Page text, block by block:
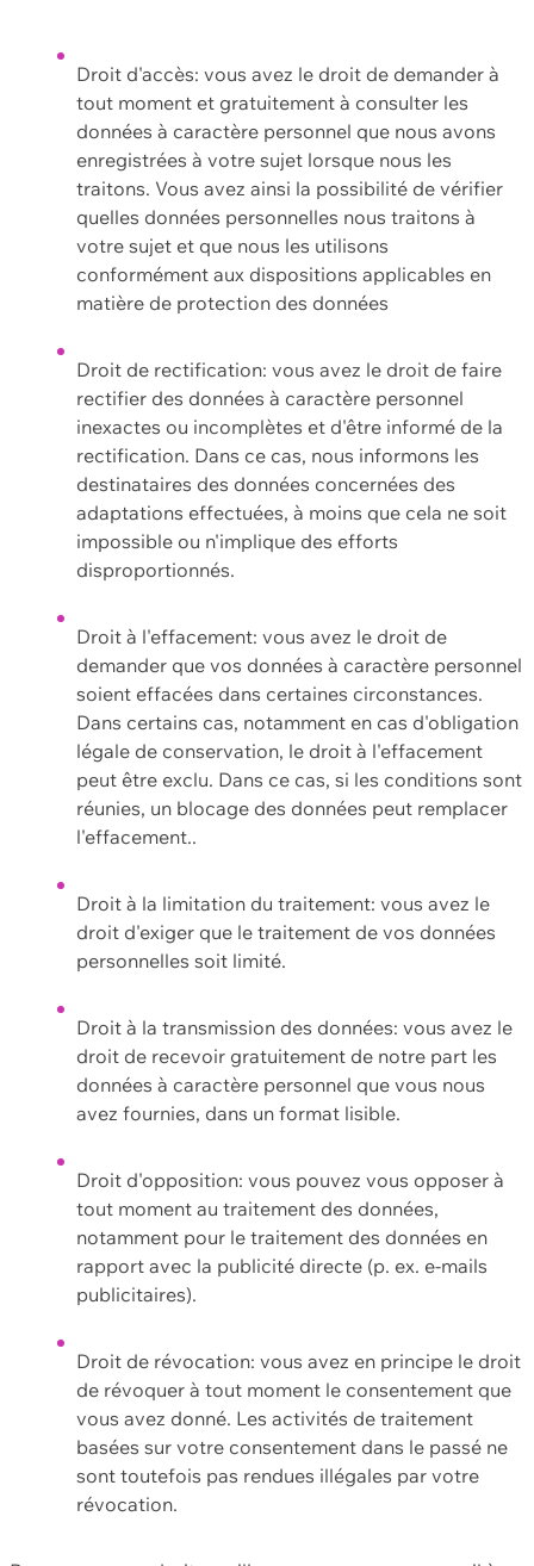
Droit d'accès: vous avez le droit de demander à
tout moment et gratuitement à consulter les
données à caractère personnel que nous avons
enregistrées à votre sujet lorsque nous les
traitons. Vous avez ainsi la possibilité de vérifier
quelles données personnelles nous traitons à
votre sujet et que nous les utilisons
conformément aux dispositions applicables en
matière de protection des données
Droit de rectification: vous avez le droit de faire
rectifier des données à caractère personnel
inexactes ou incomplètes et d'être informé de la
rectification. Dans ce cas, nous informons les
destinataires des données concernées des
adaptations effectuées, à moins que cela ne soit
impossible ou n'implique des efforts
disproportionnés.
Droit à l'effacement: vous avez le droit de
demander que vos données à caractère personnel
soient effacées dans certaines circonstances.
Dans certains cas, notamment en cas d'obligation
légale de conservation, le droit à l'effacement
peut être exclu. Dans ce cas, si les conditions sont
réunies, un blocage des données peut remplacer
l'effacement..
Droit à la limitation du traitement: vous avez le
droit d'exiger que le traitement de vos données
personnelles soit limité.
Droit à la transmission des données: vous avez le
droit de recevoir gratuitement de notre part les
données à caractère personnel que vous nous
avez fournies, dans un format lisible.
Droit d'opposition: vous pouvez vous opposer à
tout moment au traitement des données,
notamment pour le traitement des données en
rapport avec la publicité directe (p. ex. e-mails
publicitaires).
Droit de révocation: vous avez en principe le droit
de révoquer à tout moment le consentement que
vous avez donné. Les activités de traitement
basées sur votre consentement dans le passé ne
sont toutefois pas rendues illégales par votre
révocation.